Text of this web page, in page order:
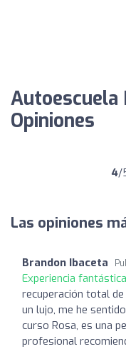
Autoescuela
Opiniones
4/
Las opiniones
Brandon Ibaceta
Experiencia
recuperación total
un lujo, me he
curso Rosa, es una
profesional